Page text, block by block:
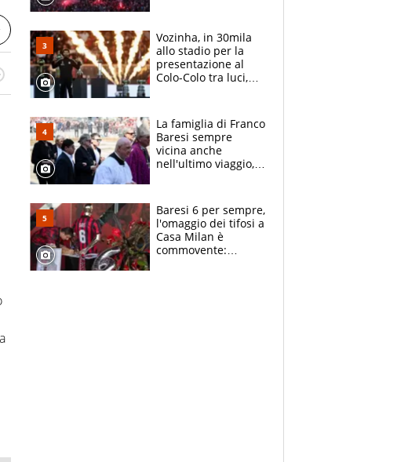
Vozinha, in 30mila
allo stadio per la
presentazione al
Colo-Colo tra luci,
La famiglia di Franco
Baresi sempre
vicina anche
nell'ultimo viaggio,
circondati
dall'affetto dei tifosi
Baresi 6 per sempre,
l'omaggio dei tifosi a
Casa Milan è
commovente: